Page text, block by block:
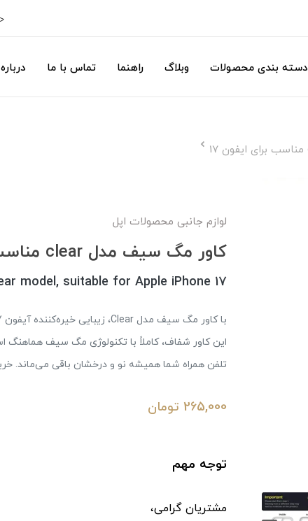
دسته بندی محصولات وبلاگ راهنما تماس با ما
لوازم جانبی محصولات اپل
کاور مگ سیف مدل clear مناسب برای ایفون 17
model, suitable for Apple iPhone 17
این کاور شفاف، کاملاً با تکنولوژی مگ سیف هماهنگ
تلفن همراه شما همیشه نو و درخشان باقی می‌ماند.
265,000 تومان
توجه مهم
مشتریان گرامی،